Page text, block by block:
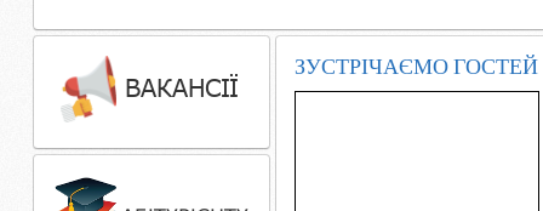
ЗУСТРІЧАЄМО